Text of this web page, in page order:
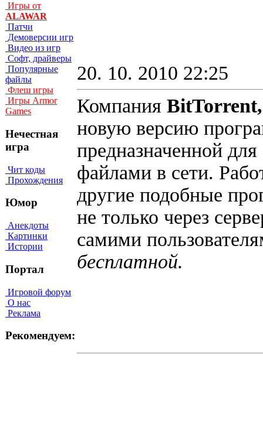
Игры от
ALAWAR
Патчи
Демоверсии игр
Видео из игр
Софт, драйверы
Популярные
файлы
Флеш игры
Игры Armor
Games
Нечестная
игра
Чит коды
Прохождения
Юмор
Анекдоты
Картинки
Истории
Портал
Игровой форум
О нас
Реклама
Рекомендуем:
20. 10. 2010 22:25
Компания
новую версию
предназначенной
файлами в сети.
другие подобные
не только через
самими
бесплатной.